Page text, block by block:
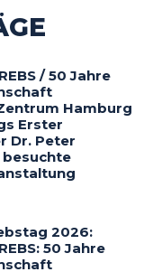
/ 50 Jahre
Hamburg
Erster
Dr. Peter
besuchte
2026:
50 Jahre